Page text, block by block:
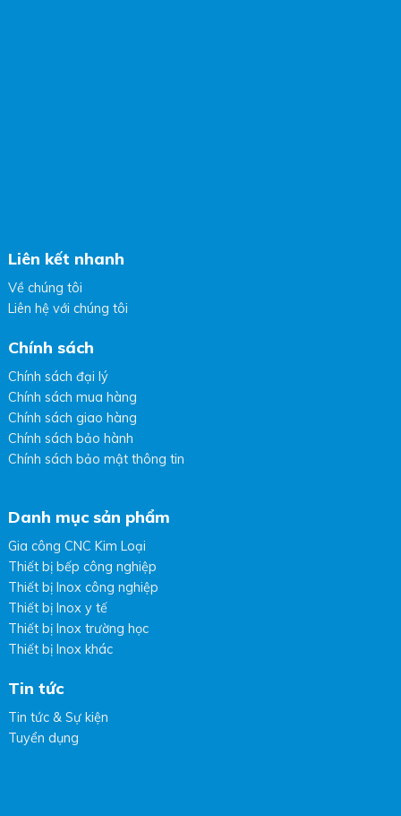
Liên kết nhanh
Về chúng tôi
Liên hệ với chúng tôi
Chính sách
Chính sách đại lý
Chính sách mua hàng
Chính sách giao hàng
Chính sách bảo hành
Chính sách bảo mật thông tin
Danh mục sản phẩm
Gia công CNC Kim Loại
Thiết bị bếp công nghiệp
Thiết bị Inox công nghiệp
Thiết bị Inox y tế
Thiết bị Inox trường học
Thiết bị Inox khác
Tin tức
Tin tức & Sự kiện
Tuyển dụng